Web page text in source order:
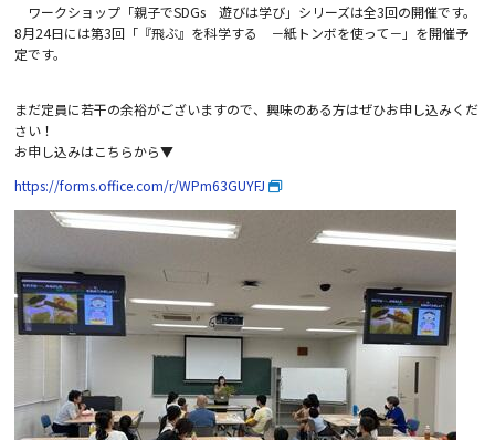
ワークショップ「親子でSDGs 遊びは学び」シリーズは全3回の開催です。
8月24日には第3回「『飛ぶ』を科学する －紙トンボを使って－」を開催予
定です。
まだ定員に若干の余裕がございますので、興味のある方はぜひお申し込みくだ
さい！
お申し込みはこちらから▼
https://forms.office.com/r/WPm63GUYFJ